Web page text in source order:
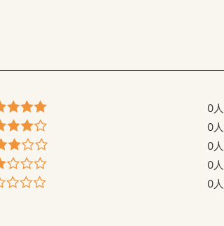
0人
0人
0人
0人
0人